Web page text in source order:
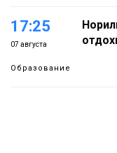
17:25
07 августа
Образование